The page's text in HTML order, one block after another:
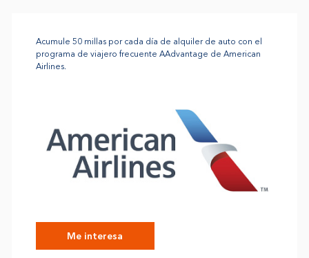
Acumule 50 millas por cada día de alquiler de auto con el
programa de viajero frecuente AAdvantage de American
Airlines.
Me interesa